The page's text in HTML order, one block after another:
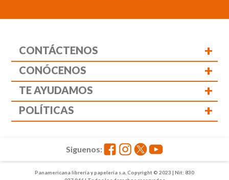
CONTÁCTENOS +
CONÓCENOS +
TE AYUDAMOS +
POLÍTICAS +
Panamericana librería y papelería s.a. Copyright © 2023 | Nit: 830
Siguenos: